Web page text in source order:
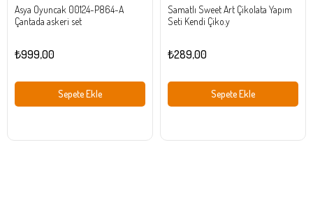
Asya Oyuncak 00124-P864-A
Çantada askeri set
₺999,00
Sepete Ekle
Samatlı Sweet Art Çikolata Yapım
Seti Kendi Çiko.y
₺289,00
Sepete Ekle